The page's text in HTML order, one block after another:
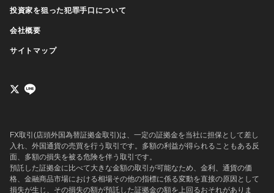
投資家を狙った犯罪手口について
会社概要
サイトマップ
FX取引(店頭外国為替証拠金取引)は、一定の証拠金を当社に担保として差し
入れ、外国通貨の売買を行う取引です。多額の利益が得られることもある反
面、多額の損失を被る危険を伴う取引です。
預託した証拠金に比べて大きな金額の取引が可能なため、金利、通貨の価
格、金融商品市場における相場その他の指標に係る変動を直接の原因として
損失が生じ、その損失の額が預託した証拠金の額を上回るおそれがありま